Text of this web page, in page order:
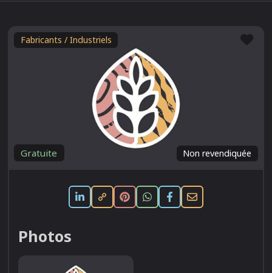
Non revendiquée
Gratuite
Fabricants / Industriels
Photos